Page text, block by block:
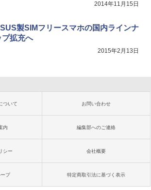
2014年11月15日
製SIMフリースマホの国内ラインナ
プ拡充へ
2015年2月13日
ついて お問い合わせ
内 編集部へのご連絡
シー 会社概要
プ 特定商取引法に基づく表示